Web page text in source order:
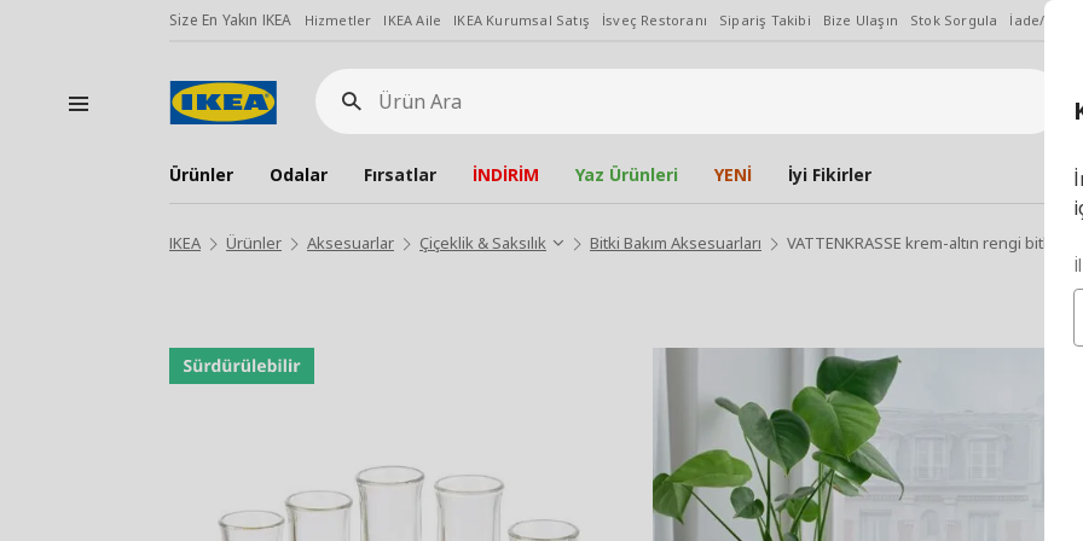
Size En Yakın IKEA Hizmetler IKEA Aile IKEA Kurumsal Satış İsveç Restoranı Sipariş Takibi Bize Ulaşın Stok Sorgula İade/
Ürün
Ara
Ürünler Odalar Fırsatlar İNDİRİM Yaz Ürünleri YENİ İyi Fikirler
IKEA Ürünler Aksesuarlar Çiçeklik & Saksılık Bitki Bakım Aksesuarları VATTENKRASSE krem-altın rengi bitki